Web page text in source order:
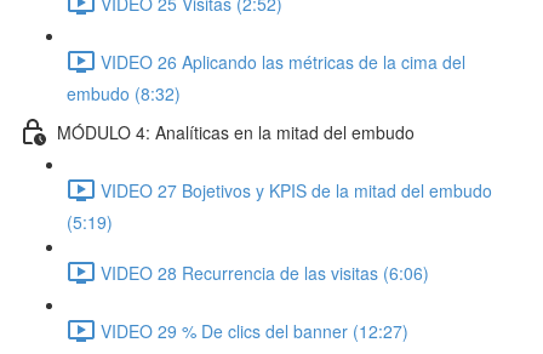
VIDEO 26 Aplicando las métricas de la cima del
embudo (8:32)
MÓDULO 4: Analíticas en la mitad del embudo
VIDEO 27 Bojetivos y KPIS de la mitad del embudo
(5:19)
VIDEO 28 Recurrencia de las visitas (6:06)
VIDEO 29 % De clics del banner (12:27)